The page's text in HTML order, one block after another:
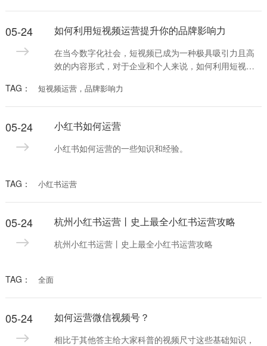
05-24 如何利用短视频运营提升你的品牌影响力
在当今数字化社会，短视频已成为一种极具吸引力且高
效的内容形式，对于企业和个人来说，如何利用短视频
实用技巧和最新趋势，帮助你更好地利用短视频运营。
TAG： 短视频运营，品牌影响力
05-24 小红书如何运营
小红书如何运营的一些知识和经验。
TAG： 小红书运营
05-24 杭州小红书运营丨史上最全小红书运营攻略
杭州小红书运营丨史上最全小红书运营攻略
TAG： 全面
05-24 如何运营微信视频号？
相比于其他答主给大家科普的视频尺寸这些基础知识，